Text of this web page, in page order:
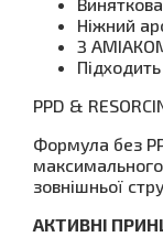
Ніжний
З
PPD &
Формула без
зовнішньої
АКТИВНІ